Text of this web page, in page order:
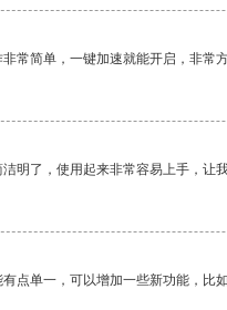
常简单，一键加速就能开启，非常方
明了，使用起来非常容易上手，让
点单一，可以增加一些新功能，比